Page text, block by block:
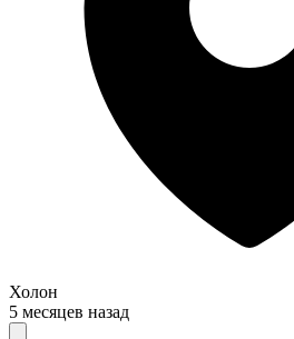
Холон
5 месяцев назад